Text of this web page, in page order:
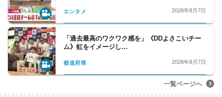
エンタメ 2026年8月7日
「過去最高のワクワク感を」《DDよさこいチー
ム》虹をイメージし…
都道府県 2026年8月7日
一覧ページへ